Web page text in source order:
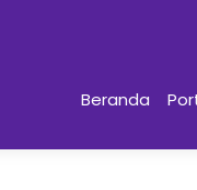
Beranda